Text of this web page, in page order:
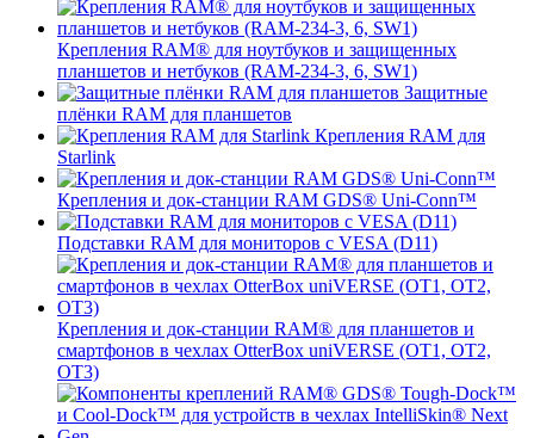
Крепления RAM® для ноутбуков и защищенных
планшетов и нетбуков (RAM-234-3, 6, SW1)
Защитные
плёнки RAM для планшетов
Крепления RAM для
Starlink
Крепления и док-станции RAM GDS® Uni-Conn™
Подставки RAM для мониторов с VESA (D11)
Крепления и док-станции RAM® для планшетов и
смартфонов в чехлах OtterBox uniVERSE (OT1, OT2,
OT3)